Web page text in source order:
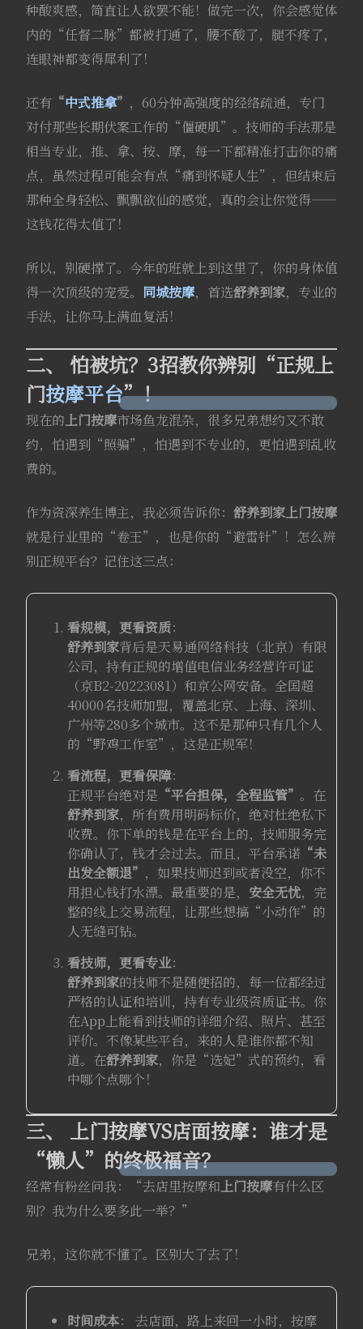
种酸爽感，简直让人欲罢不能！做完一次，你会感觉体
内的“任督二脉”都被打通了，腰不酸了，腿不疼了，
连眼神都变得犀利了！
还有“中式推拿” ，60分钟高强度的经络疏通，专门
对付那些长期伏案工作的“僵硬肌”。技师的手法那是
相当专业，推、拿、按、摩，每一下都精准打击你的痛
点，虽然过程可能会有点“痛到怀疑人生”，但结束后
那种全身轻松、飘飘欲仙的感觉，真的会让你觉得——
这钱花得太值了！
所以，别硬撑了。今年的班就上到这里了，你的身体值
得一次顶级的宠爱。 同城按摩，首选舒养到家，专业的
手法，让你马上满血复活！
二、 怕被坑？3招教你辨别“正规上
门按摩平台”！
现在的上门按摩市场鱼龙混杂，很多兄弟想约又不敢
约，怕遇到“照骗”，怕遇到不专业的，更怕遇到乱收
费的。
作为资深养生博主，我必须告诉你： 舒养到家上门按摩
就是行业里的“卷王”，也是你的“避雷针”！怎么辨
别正规平台？记住这三点：
看规模，更看资质：
舒养到家背后是天易通网络科技（北京）有限
公司，持有正规的增值电信业务经营许可证
（京B2-20223081）和京公网安备。全国超
40000名技师加盟，覆盖北京、上海、深圳、
广州等280多个城市。这不是那种只有几个人
的“野鸡工作室”，这是正规军！
看流程，更看保障：
正规平台绝对是 “平台担保，全程监管” 。在
舒养到家，所有费用明码标价，绝对杜绝私下
收费。你下单的钱是在平台上的，技师服务完
你确认了，钱才会过去。而且，平台承诺“未
出发全额退” ，如果技师迟到或者没空，你不
用担心钱打水漂。最重要的是， 安全无忧，完
整的线上交易流程，让那些想搞“小动作”的
人无缝可钻。
看技师，更看专业：
舒养到家的技师不是随便招的，每一位都经过
严格的认证和培训，持有专业级资质证书。你
在App上能看到技师的详细介绍、照片、甚至
评价。不像某些平台，来的人是谁你都不知
道。在舒养到家，你是“选妃”式的预约，看
中哪个点哪个！
三、 上门按摩VS店面按摩：谁才是
“懒人”的终极福音？
经常有粉丝问我：“去店里按摩和上门按摩有什么区
别？我为什么要多此一举？”
兄弟，这你就不懂了。区别大了去了！
时间成本： 去店面，路上来回一小时，按摩